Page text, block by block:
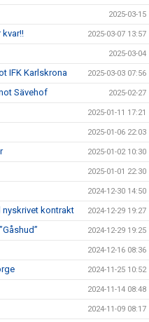
2025-03-15
kvar!! 2025-03-07 13:57
2025-03-04
IFK Karlskrona 2025-03-03 07:56
Sävehof 2025-02-27
2025-01-11 17:21
2025-01-06 22:03
2025-01-02 10:30
2025-01-01 22:30
2024-12-30 14:50
nyskrivet kontrakt 2024-12-29 19:27
2024-12-29 19:25
2024-12-16 08:36
2024-11-25 10:52
2024-11-14 08:48
2024-11-09 08:17